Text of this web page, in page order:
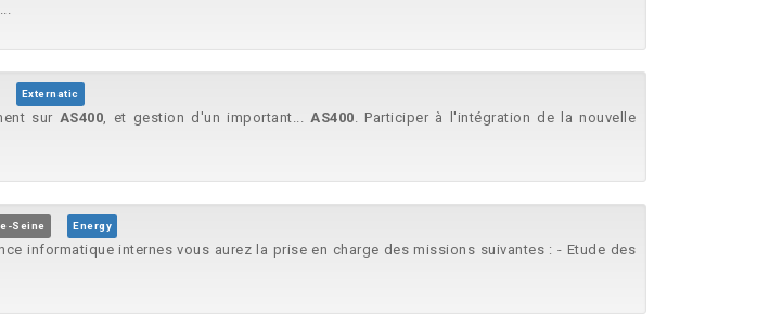
Externatic
sur AS400, et gestion d'un important... AS400. Participer à l'intégration de la nouvelle
Seine Energy
informatique internes vous aurez la prise en charge des missions suivantes : - Etude des